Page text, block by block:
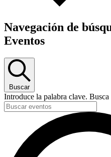
Navegación de
Eventos
Buscar
Introduce la palabra clave.